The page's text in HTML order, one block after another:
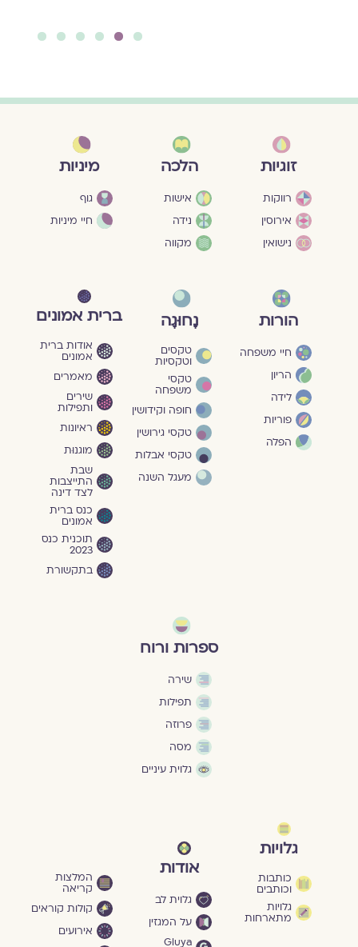
זוגיות
רווקות
אירוסין
נישואין
הלכה
אישות
נידה
מקווה
מיניות
גוף
חיי מיניות
הורות
חיי משפחה
הריון
לידה
פוריות
הפלה
נָחוּגָה
טקסים
וטקסיות
טקסי
משפחה
חופה וקידושין
טקסי גירושין
טקסי אבלות
מעגל השנה
ברית אמונים
אודות ברית
אמונים
מאמרים
שירים
ותפילות
ראיונות
מוגנוּת
שבת
התייצבות
לצד דינה
כנס ברית
אמונים
תוכנית כנס
2023
בתקשורת
ספרות ורוח
שירה
תפילות
פרוזה
מסה
גלוית עיניים
גלויות
כותבות
וכותבים
גלויות
מתארחות
אודות
גלוית לב
על המגזין
Gluya
המלצות
קריאה
קולות קוראים
אירועים